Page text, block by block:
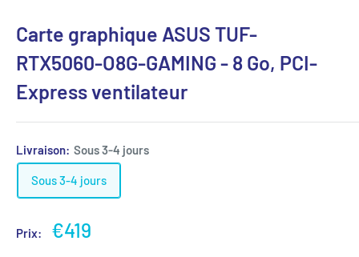
Carte graphique ASUS TUF-
RTX5060-O8G-GAMING - 8 Go, PCI-
Express ventilateur
Livraison: Sous 3-4 jours
Sous 3-4 jours
Prix: €419